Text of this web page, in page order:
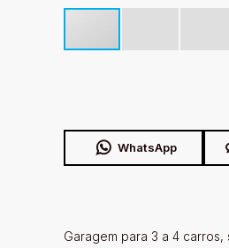
WhatsApp
Garagem para 3 a 4